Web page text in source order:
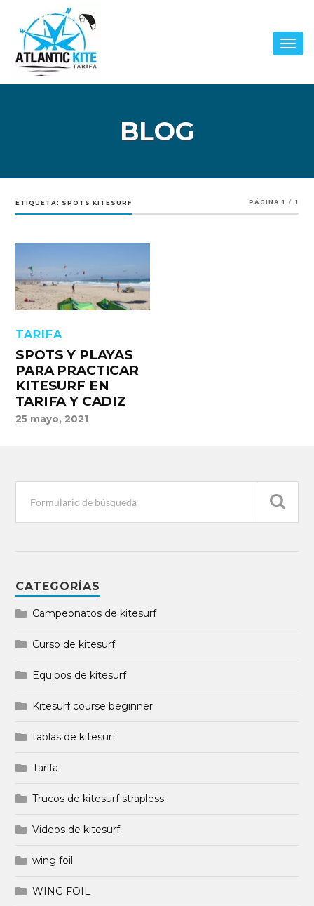
BLOG
ETIQUETA: SPOTS KITESURF PÁGINA 1 / 1
TARIFA
SPOTS Y PLAYAS
PARA PRACTICAR
KITESURF EN
TARIFA Y CADIZ
25 mayo, 2021
CATEGORÍAS
Campeonatos de kitesurf
Curso de kitesurf
Equipos de kitesurf
Kitesurf course beginner
tablas de kitesurf
Tarifa
Trucos de kitesurf strapless
Videos de kitesurf
wing foil
WING FOIL